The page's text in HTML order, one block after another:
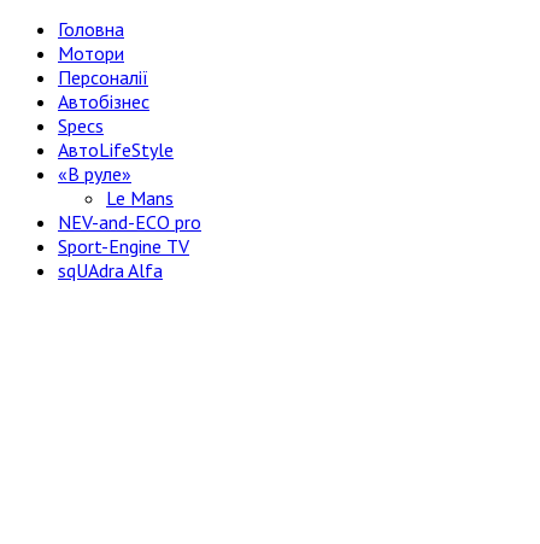
Головна
Мотори
Персоналії
Автобізнес
Specs
АвтоLifeStyle
«В руле»
Le Mans
NEV-and-ECO pro
Sport-Engine TV
sqUAdra Alfa